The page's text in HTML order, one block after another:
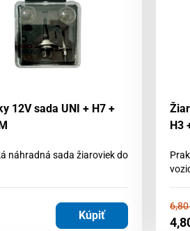
12V sada UNI + H7 +
náhradná sada žiaroviek do
Kúpiť
H3
6,80